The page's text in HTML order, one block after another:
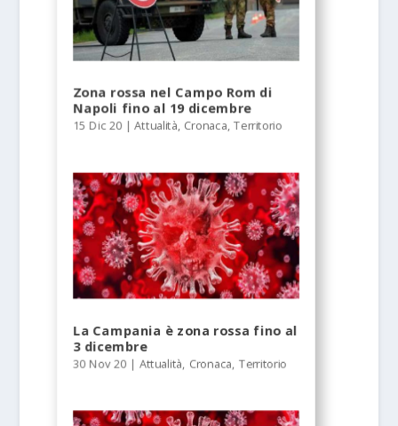
Zona rossa nel Campo Rom di
Napoli fino al 19 dicembre
15 Dic 20 |Attualità, Cronaca,Territorio
La Campania è zona rossa fino al
3 dicembre
30 Nov 20 |Attualità, Cronaca, Territorio